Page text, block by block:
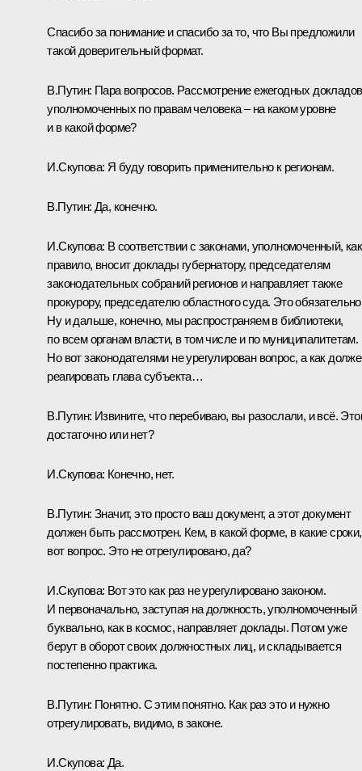
Спасибо за понимание и спасибо за то, что Вы предложили
такой доверительный формат.
В.Путин: Пара вопросов. Рассмотрение ежегодных докладов
уполномоченных по правам человека – на каком уровне
и в какой форме?
И.Скупова: Я буду говорить применительно к регионам.
В.Путин: Да, конечно.
И.Скупова: В соответствии с законами, уполномоченный, как
правило, вносит доклады губернатору, председателям
законодательных собраний регионов и направляет также
прокурору, председателю областного суда. Это
Ну и дальше, конечно, мы распространяем в библиотеки,
по всем органам власти, в том числе и по муниципалитетам.
Но вот законодателями не урегулирован вопрос, а как
реагировать глава субъекта…
В.Путин: Извините, что перебиваю, вы разослали, и всё.
достаточно или нет?
И.Скупова: Конечно, нет.
В.Путин: Значит, это просто ваш документ, а этот документ
должен быть рассмотрен. Кем, в какой форме, в какие сроки,
вот вопрос. Это не отрегулировано, да?
И.Скупова: Вот это как раз не урегулировано законом.
И первоначально, заступая на должность, уполномоченный
буквально, как в космос, направляет доклады. Потом уже
берут в оборот своих должностных лиц, и складывается
постепенно практика.
В.Путин: Понятно. С этим понятно. Как раз это и нужно
отрегулировать, видимо, в законе.
И.Скупова: Да.